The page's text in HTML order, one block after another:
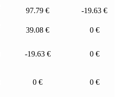
97.79 €
-19.63 €
39.08 €
0 €
-19.63 € 0 €
0 € 0 €